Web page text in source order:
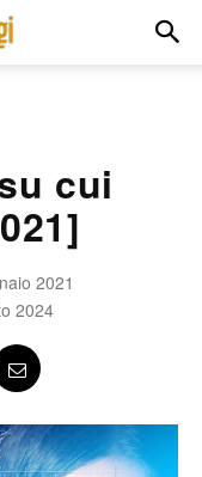
cui
2021
2024